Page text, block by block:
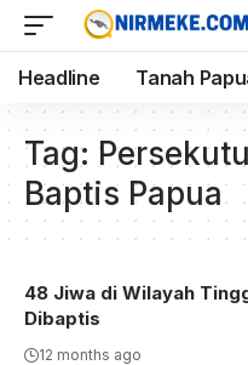
Headline Tanah
Tag:
Baptis Papua
48 Jiwa di Wilayah
Dibaptis
12 months ago